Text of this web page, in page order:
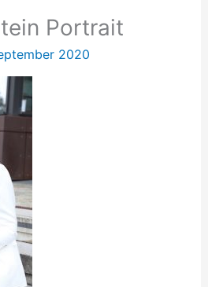
Portrait
2020